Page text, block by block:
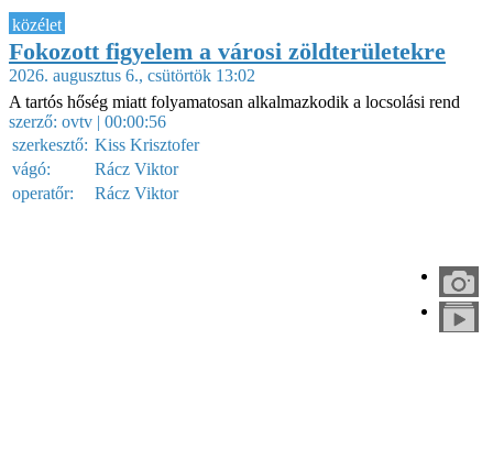
közélet
Fokozott figyelem a városi zöldterületekre
2026. augusztus 6., csütörtök 13:02
A tartós hőség miatt folyamatosan alkalmazkodik a locsolási rend
szerző: ovtv | 00:00:56
szerkesztő: Kiss Krisztofer
vágó:
Rácz Viktor
operatőr:
Rácz Viktor